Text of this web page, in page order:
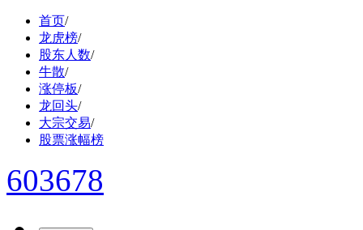
首页/
龙虎榜/
股东人数/
牛散/
涨停板/
龙回头/
大宗交易/
股票涨幅榜
603678